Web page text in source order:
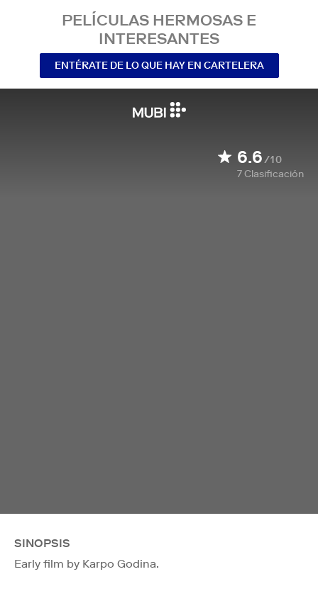
PELÍCULAS HERMOSAS E
INTERESANTES
ENTÉRATE DE LO QUE HAY EN CARTELERA
6.6/10
7Clasificación
SINOPSIS
Early film by Karpo Godina.